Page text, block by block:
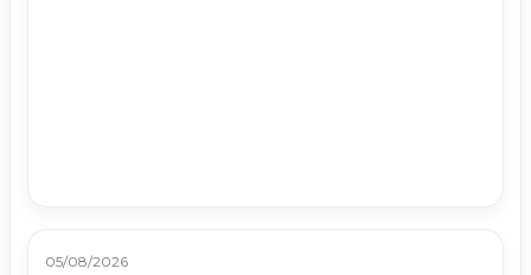
05/08/2026